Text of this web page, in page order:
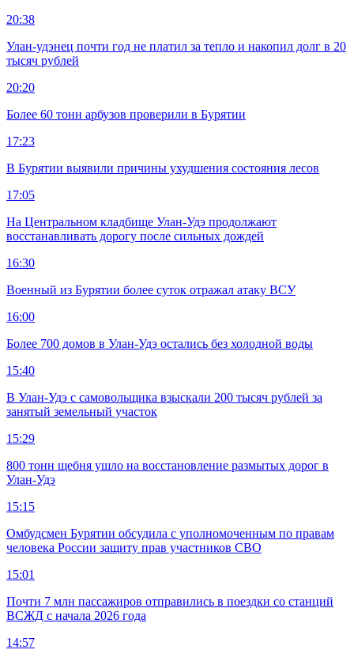
20:38
Улан-удэнец почти год не платил за тепло и накопил долг в 20
тысяч рублей
20:20
Более 60 тонн арбузов проверили в Бурятии
17:23
В Бурятии выявили причины ухудшения состояния лесов
17:05
На Центральном кладбище Улан-Удэ продолжают
восстанавливать дорогу после сильных дождей
16:30
Военный из Бурятии более суток отражал атаку ВСУ
16:00
Более 700 домов в Улан-Удэ остались без холодной воды
15:40
В Улан-Удэ с самовольщика взыскали 200 тысяч рублей за
занятый земельный участок
15:29
800 тонн щебня ушло на восстановление размытых дорог в
Улан-Удэ
15:15
Омбудсмен Бурятии обсудила с уполномоченным по правам
человека России защиту прав участников СВО
15:01
Почти 7 млн пассажиров отправились в поездки со станций
ВСЖД с начала 2026 года
14:57